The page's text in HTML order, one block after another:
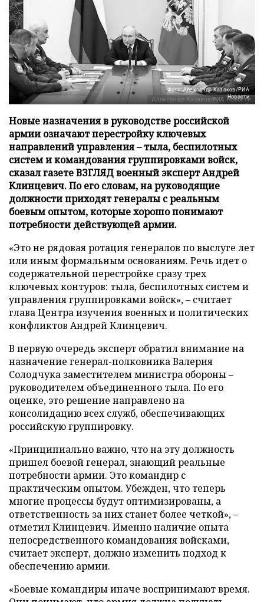
Фото: Александр Казаков/РИА
Новости
Новые назначения в руководстве российской
армии означают перестройку ключевых
направлений управления – тыла, беспилотных
систем и командования группировками войск,
сказал газете ВЗГЛЯД военный эксперт Андрей
Клинцевич. По его словам, на руководящие
должности приходят генералы с реальным
боевым опытом, которые хорошо понимают
потребности действующей армии.
«Это не рядовая ротация генералов по выслуге лет
или иным формальным основаниям. Речь идет о
содержательной перестройке сразу трех
ключевых контуров: тыла, беспилотных систем и
управления группировками войск», – считает
глава Центра изучения военных и политических
конфликтов Андрей Клинцевич.
В первую очередь эксперт обратил внимание на
назначение генерал-полковника Валерия
Солодчука заместителем министра обороны –
руководителем объединенного тыла. По его
оценке, это решение направлено на
консолидацию всех служб, обеспечивающих
российскую группировку.
«Принципиально важно, что на эту должность
пришел боевой генерал, знающий реальные
потребности армии. Это командир с
практическим опытом. Убежден, что теперь
многие процессы будут оптимизированы, а
ответственность за них станет более четкой», –
отметил Клинцевич. Именно наличие опыта
непосредственного командования войсками,
считает эксперт, должно изменить подход к
обеспечению армии.
«Боевые командиры иначе воспринимают время.